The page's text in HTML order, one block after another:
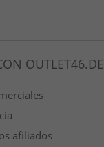
OUTLET46.DE
afiliados